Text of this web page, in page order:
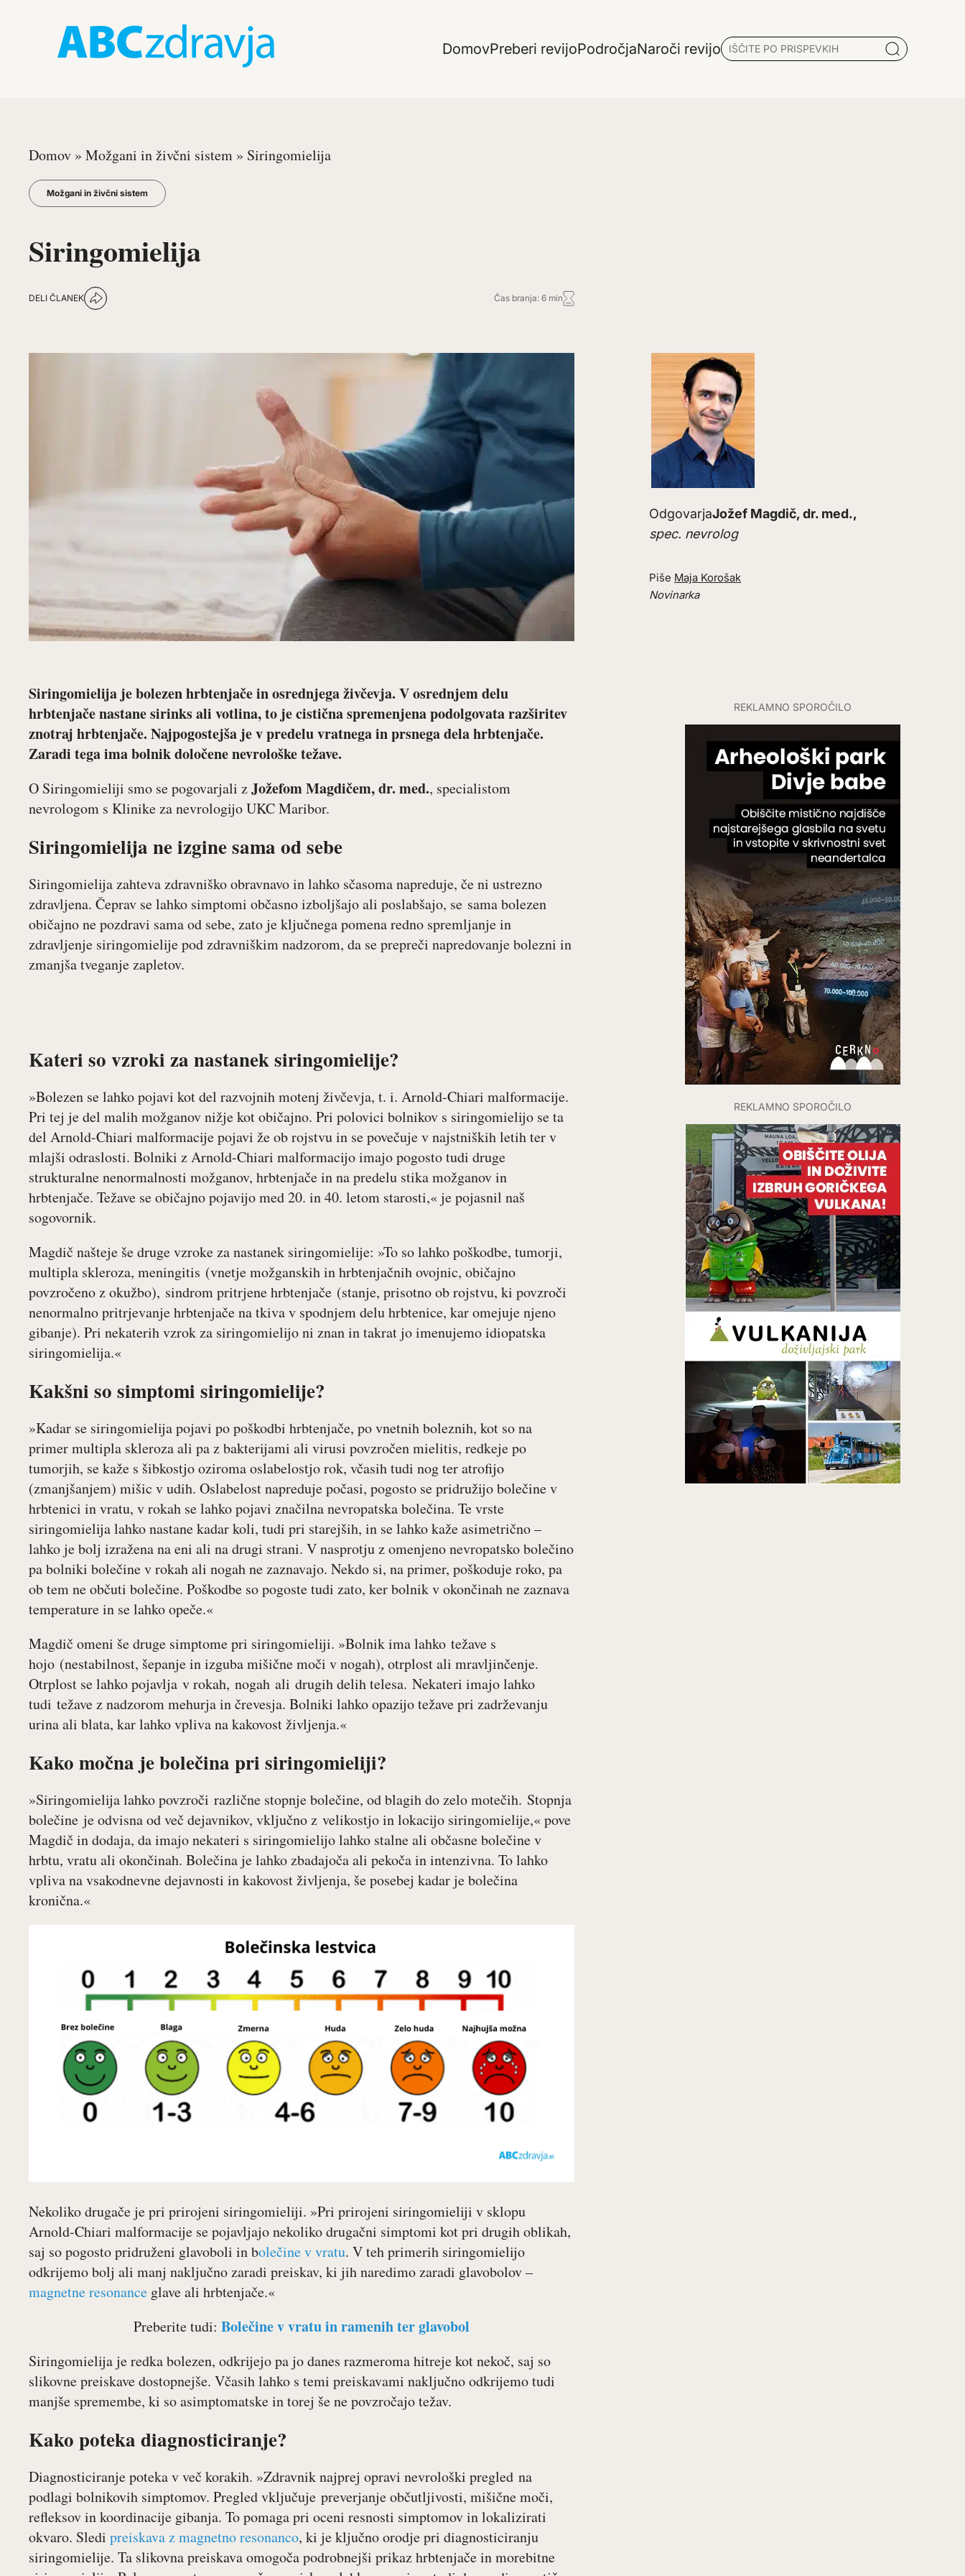
DomovPreberi revijoPodročjaNaroči revijo
Domov » Možgani in živčni sistem » Siringomielija
Možgani in živčni sistem
Siringomielija
DELI ČLANEK Čas branja: 6 min
Siringomielija je bolezen hrbtenjače in osrednjega živčevja. V osrednjem delu
hrbtenjače nastane sirinks ali votlina, to je cistična spremenjena podolgovata razširitev
znotraj hrbtenjače. Najpogostejša je v predelu vratnega in prsnega dela hrbtenjače.
Zaradi tega ima bolnik določene nevrološke težave.
O Siringomieliji smo se pogovarjali zJožefom Magdičem, dr. med., specialistom
nevrologom s Klinike za nevrologijo UKC Maribor.
Siringomielija ne izgine sama od sebe
Siringomielija zahteva zdravniško obravnavo in lahko sčasoma napreduje, če ni ustrezno
zdravljena. Čeprav se lahko simptomi občasno izboljšajo ali poslabšajo, se sama bolezen
običajno ne pozdravi sama od sebe, zato je ključnega pomena redno spremljanje in
zdravljenje siringomielije pod zdravniškim nadzorom, da se prepreči napredovanje bolezni in
zmanjša tveganje zapletov.
Kateri so vzroki za nastanek siringomielije?
»Bolezen se lahko pojavi kot del razvojnih motenj živčevja, t. i. Arnold-Chiari malformacije.
Pri tej je del malih možganov nižje kot običajno. Pri polovici bolnikov s siringomielijo se ta
del Arnold-Chiari malformacije pojavi že ob rojstvu in se povečuje v najstniških letih ter v
mlajši odraslosti. Bolniki z Arnold-Chiari malformacijo imajo pogosto tudi druge
strukturalne nenormalnosti možganov, hrbtenjače in na predelu stika možganov in
hrbtenjače. Težave se običajno pojavijo med 20. in 40. letom starosti,« je pojasnil naš
sogovornik.
Magdič našteje še druge vzroke za nastanek siringomielije: »To so lahko poškodbe, tumorji,
multipla skleroza, meningitis (vnetje možganskih in hrbtenjačnih ovojnic, običajno
povzročeno z okužbo), sindrom pritrjene hrbtenjače (stanje, prisotno ob rojstvu, ki povzroči
nenormalno pritrjevanje hrbtenjače na tkiva v spodnjem delu hrbtenice, kar omejuje njeno
gibanje). Pri nekaterih vzrok za siringomielijo ni znan in takrat jo imenujemo idiopatska
siringomielija.«
Kakšni so simptomi siringomielije?
»Kadar se siringomielija pojavi po poškodbi hrbtenjače, po vnetnih boleznih, kot so na
primer multipla skleroza ali pa z bakterijami ali virusi povzročen mielitis, redkeje po
tumorjih, se kaže s šibkostjo oziroma oslabelostjo rok, včasih tudi nog ter atrofijo
(zmanjšanjem) mišic v udih. Oslabelost napreduje počasi, pogosto se pridružijo bolečine v
hrbtenici in vratu, v rokah se lahko pojavi značilna nevropatska bolečina. Te vrste
siringomielija lahko nastane kadar koli, tudi pri starejših, in se lahko kaže asimetrično –
lahko je bolj izražena na eni ali na drugi strani. V nasprotju z omenjeno nevropatsko bolečino
pa bolniki bolečine v rokah ali nogah ne zaznavajo. Nekdo si, na primer, poškoduje roko, pa
ob tem ne občuti bolečine. Poškodbe so pogoste tudi zato, ker bolnik v okončinah ne zaznava
temperature in se lahko opeče.«
Magdič omeni še druge simptome pri siringomieliji. »Bolnik ima lahko težave s
hojo (nestabilnost, šepanje in izguba mišične moči v nogah), otrplost ali mravljinčenje.
Otrplost se lahko pojavlja v rokah, nogah ali drugih delih telesa. Nekateri imajo lahko
tudi težave z nadzorom mehurja in črevesja. Bolniki lahko opazijo težave pri zadrževanju
urina ali blata, kar lahko vpliva na kakovost življenja.«
Kako močna je bolečina pri siringomieliji?
»Siringomielija lahko povzroči različne stopnje bolečine, od blagih do zelo motečih. Stopnja
bolečine je odvisna od več dejavnikov, vključno z velikostjo in lokacijo siringomielije,« pove
Magdič in dodaja, da imajo nekateri s siringomielijo lahko stalne ali občasne bolečine v
hrbtu, vratu ali okončinah. Bolečina je lahko zbadajoča ali pekoča in intenzivna. To lahko
vpliva na vsakodnevne dejavnosti in kakovost življenja, še posebej kadar je bolečina
kronična.«
Nekoliko drugače je pri prirojeni siringomieliji. »Pri prirojeni siringomieliji v sklopu
Arnold-Chiari malformacije se pojavljajo nekoliko drugačni simptomi kot pri drugih oblikah,
saj so pogosto pridruženi glavoboli in bolečine v vratu. V teh primerih siringomielijo
odkrijemo bolj ali manj naključno zaradi preiskav, ki jih naredimo zaradi glavobolov –
magnetne resonance glave ali hrbtenjače.«
Preberite tudi: Bolečine v vratu in ramenih ter glavobol
Siringomielija je redka bolezen, odkrijejo pa jo danes razmeroma hitreje kot nekoč, saj so
slikovne preiskave dostopnejše. Včasih lahko s temi preiskavami naključno odkrijemo tudi
manjše spremembe, ki so asimptomatske in torej še ne povzročajo težav.
Kako poteka diagnosticiranje?
Diagnosticiranje poteka v več korakih. »Zdravnik najprej opravi nevrološki pregled na
podlagi bolnikovih simptomov. Pregled vključuje preverjanje občutljivosti, mišične moči,
refleksov in koordinacije gibanja. To pomaga pri oceni resnosti simptomov in lokalizirati
okvaro. Sledi preiskava z magnetno resonanco, ki je ključno orodje pri diagnosticiranju
siringomielije. Ta slikovna preiskava omogoča podrobnejši prikaz hrbtenjače in morebitne
OdgovarjaJožef Magdič, dr. med.,
spec. nevrolog
Piše Maja Korošak
Novinarka
REKLAMNO SPOROČILO
REKLAMNO SPOROČILO